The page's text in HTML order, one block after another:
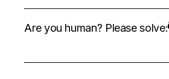
Are you human? Please solve: